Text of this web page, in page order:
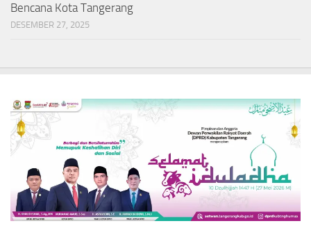
Bencana Kota Tangerang
DESEMBER 27, 2025